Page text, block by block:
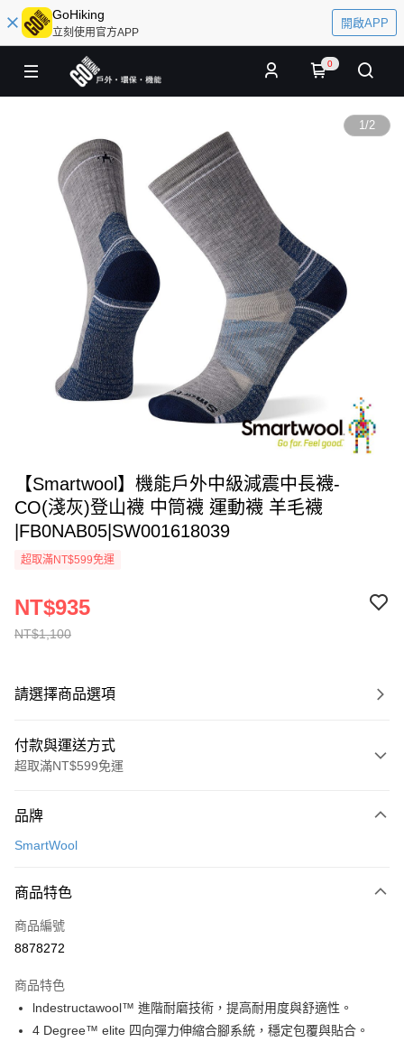
GoHiking
立刻使用官方APP
開啟APP
0
1/2
【Smartwool】機能戶外中級減震中長襪-
CO(淺灰)登山襪 中筒襪 運動襪 羊毛襪
|FB0NAB05|SW001618039
超取滿NT$599免運
NT$1,100
NT$935
請選擇商品選項
付款與運送方式
超取滿NT$599免運
信用卡一次付款
LINE Pay
Apple Pay
悠遊付
Google Pay
品牌
SmartWool
商品特色
商品編號
8878272
商品特色
lndestructawool™ 進階耐磨技術，提高耐用度與舒適性。
4 Degree™ elite 四向彈力伸縮合腳系統，穩定包覆與貼合。